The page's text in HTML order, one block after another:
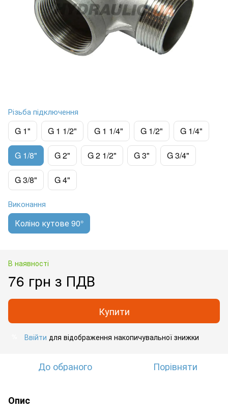
Різьба підключення
G 1" G 1 1/2" G 1 1/4" G 1/2" G 1/4"
G 1/8" G 2" G 2 1/2" G 3" G 3/4"
G 3/8" G 4"
Виконання
Коліно кутове 90°
В наявності
76 грн з ПДВ
Купити
Ввійти для відображення накопичувальної знижки
До обраного Порівняти
Опис